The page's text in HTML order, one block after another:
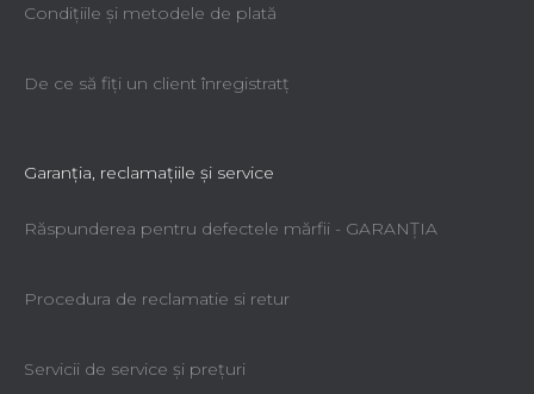
Condiţiile şi metodele de plată
De ce să fiţi un client înregistratţ
Garanţia, reclamaţiile şi service
Răspunderea pentru defectele mărfii - GARANŢIA
Procedura de reclamatie si retur
Servicii de service şi preţuri